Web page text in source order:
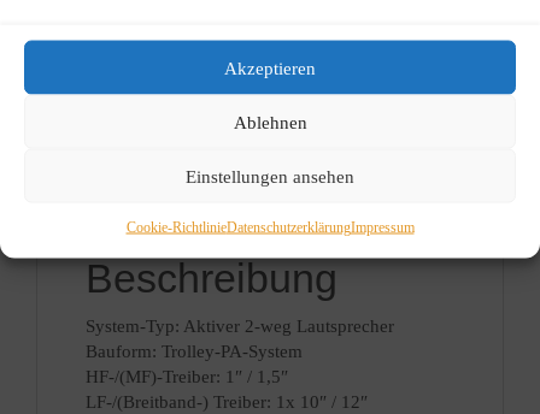
Akzeptieren
Ablehnen
Einstellungen ansehen
Cookie-RichtlinieDatenschutzerklärungImpressum
Trolley-PA-System mit Akku
Schlagwort:
Beschreibung
System-Typ: Aktiver 2-weg Lautsprecher
Bauform: Trolley-PA-System
HF-/(MF)-Treiber: 1″ / 1,5″
LF-/(Breitband-) Treiber: 1x 10″ / 12″